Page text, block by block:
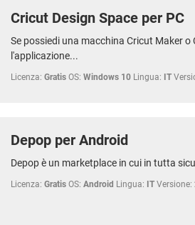
Cricut Design Space per PC
Se possiedi una macchina Cricut Maker o
l'applicazione...
Licenza: Gratis OS: Windows 10 Lingua: IT
Depop per Android
Depop è un marketplace in cui in tutta
Licenza: Gratis OS: Android Lingua: IT Versione: